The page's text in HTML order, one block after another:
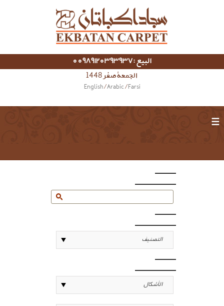
البيع :00989120393937
الجمعة صفر 1448
English/ Arabic / Farsi
☰